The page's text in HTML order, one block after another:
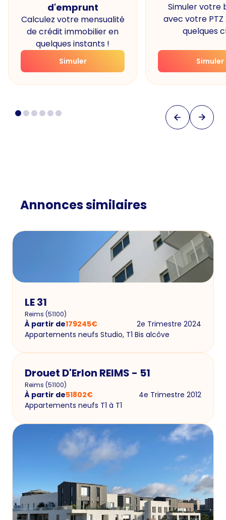
d'emprunt
Calculez votre mensualité
de crédit immobilier en
quelques instants !
Simuler
Simuler votre
avec votre PTZ
quelques
Simuler
Annonces similaires
LE 31
Reims (51100)
À partir de179245€
2e Trimestre 2024
Appartements neufs Studio, T1 Bis alcôve
Drouet D'Erlon REIMS - 51
Reims (51100)
À partir de51802€
4e Trimestre 2012
Appartements neufs T1 à T1